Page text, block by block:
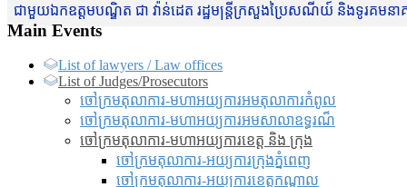
ជាមួយឯកឧត្តមបណ្ឌិត ជា វ៉ាន់ដេត រដ្ឋមន្រ្តីក្រសួងប្រៃសណីយ៍ និងទូរគ
Main Events
List of lawyers / Law offices
List of Judges/Prosecutors
ចៅក្រមតុលាការ-មហាអយ្យការអមតុលាការកំពូល
ចៅក្រមតុលាការ-មហាអយ្យការអមសាលាឧទ្ធរណ៏
ចៅក្រមតុលាការ-មហាអយ្យការខេត្ត និង ក្រុង
ចៅក្រមតុលាការ-អយ្យការក្រុងភ្នំពេញ
ចៅក្រមតុលាការ-អយ្យការខេត្តកណ្តាល